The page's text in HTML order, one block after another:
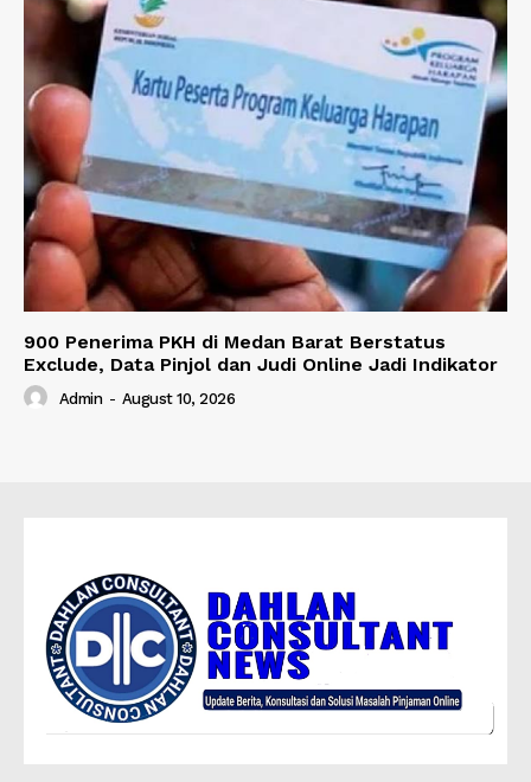
900 Penerima PKH di Medan Barat Berstatus
Exclude, Data Pinjol dan Judi Online Jadi Indikator
Admin - August 10, 2026